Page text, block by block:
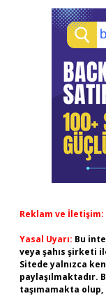
Reklam ve İletişim:
Yasal Uyarı: Bu
veya şahıs şirketi
Sitede yalnızca
paylaşılmaktadır.
taşımamakta